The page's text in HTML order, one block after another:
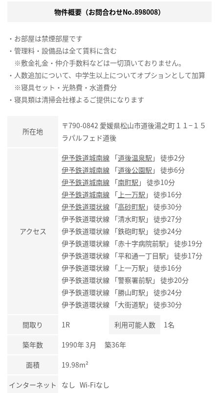
物件概要（お問合わせNo.898008）
・お部屋は禁煙部屋です
・管理料・設備品は全て賃料に含む
※敷金礼金・仲介手数料などは一切頂いておりません。
・人数追加について、中学生以上についてオプションとして加算
※寝具セット・光熱費・水道費分
・寝具類は清掃会社様よるご提供になります
所在地
〒790-0842 愛媛県松山市道後湯之町１１−１５
ラパルフェド道後
アクセス
伊予鉄道城南線 「道後温泉駅 」 徒歩2分
伊予鉄道城南線 「道後公園駅 」 徒歩6分
伊予鉄道城南線 「南町駅 」 徒歩10分
伊予鉄道城南線 「 上一万駅 」 徒歩16分
伊予鉄道環状線 「高砂町駅 」 徒歩30分
伊予鉄道環状線 「清水町駅」 徒歩27分
伊予鉄道環状線 「鉄砲町駅」 徒歩24分
伊予鉄道環状線 「赤十字病院前駅」 徒歩19分
伊予鉄道環状線 「平和通一丁目駅」 徒歩17分
伊予鉄道環状線 「上一万駅」 徒歩16分
伊予鉄道環状線 「警察署前駅」 徒歩20分
伊予鉄道環状線 「勝山町駅」 徒歩24分
伊予鉄道環状線 「大街道駅」 徒歩30分
間取り 1R 利用可能人数 1名
築年数 1990年 3月 築36年
面積 19.98m²
インターネット なし Wi-Fiなし